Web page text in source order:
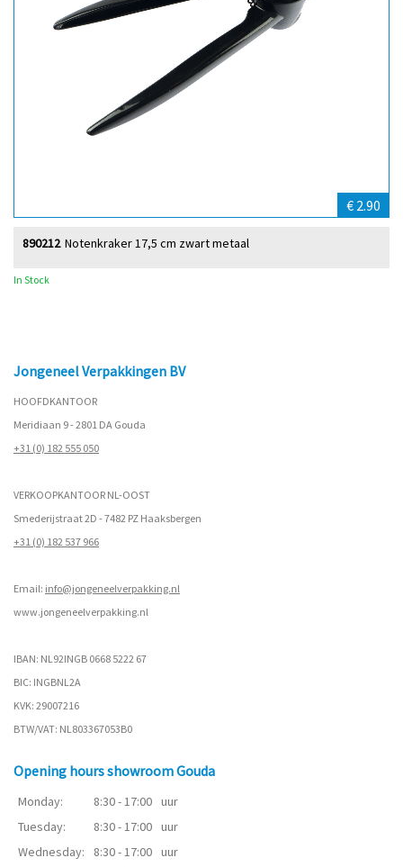
€ 2.90
Notenkraker 17,5 cm zwart metaal
890212
In Stock
Jongeneel Verpakkingen BV
HOOFDKANTOOR
Meridiaan 9 - 2801 DA Gouda
+31 (0) 182 555 050
VERKOOPKANTOOR NL-OOST
Smederijstraat 2D - 7482 PZ Haaksbergen
+31 (0) 182 537 966
Email: info@jongeneelverpakking.nl
www.jongeneelverpakking.nl
IBAN: NL92INGB 0668 5222 67
BIC: INGBNL2A
KVK: 29007216
BTW/VAT: NL803367053B0
Opening hours showroom Gouda
Monday: 8:30 - 17:00 uur
Tuesday:
8:30 - 17:00 uur
Wednesday:
8:30 - 17:00 uur